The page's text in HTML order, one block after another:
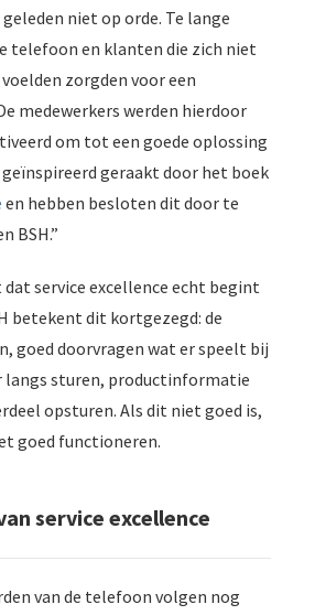
geleden niet op orde. Te lange
telefoon en klanten die zich niet
zorgden voor een
medewerkers werden hierdoor
om tot een goede oplossing
geraakt door het boek
en hebben besloten dit door te
BSH.”
service excellence echt begint
betekent dit kortgezegd: de
goed doorvragen wat er speelt bij
sturen, productinformatie
opsturen. Als dit niet goed is,
goed functioneren.
service excellence
van de telefoon volgen nog